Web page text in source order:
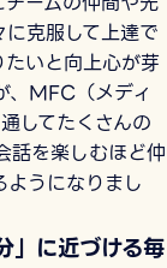
克服して上達で
いと向上心が芽
、MFC（メディ
してたくさんの
話を楽しむほど仲
うになりまし
」に近づける毎